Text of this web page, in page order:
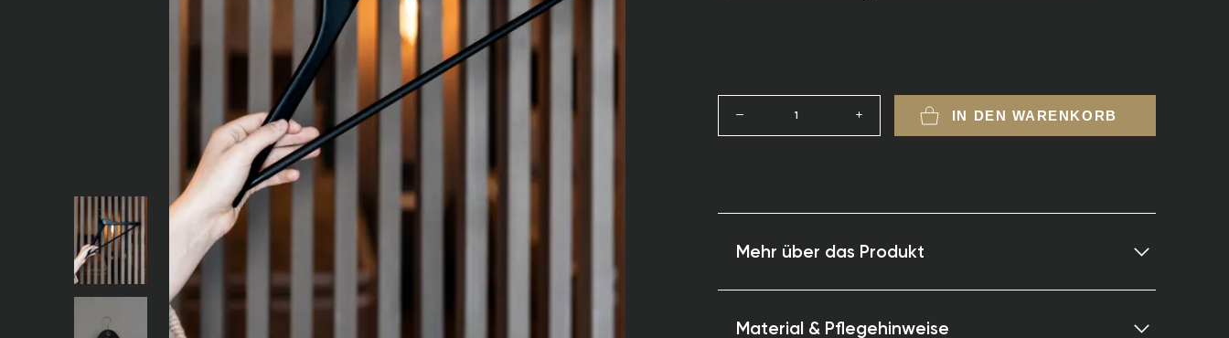
1 IN DEN WARENKORB
Mehr über das Produkt
Material & Pflegehinweise